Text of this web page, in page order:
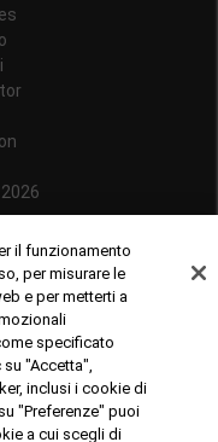
il funzionamento
per misurare le
e per metterti a
specificato
su "Accetta",
inclusi i cookie di
"Preferenze" puoi
a cui scegli di